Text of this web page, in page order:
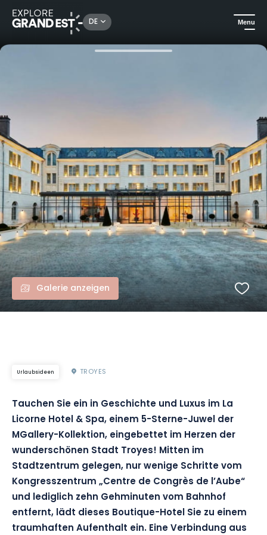
DE Menu
Sehenswertes in der Region Grand Est La Licorne Hôtel & Spa in Troyes
Galerie anzeigen
Urlaubsideen TROYES
Tauchen Sie ein in Geschichte und Luxus im La
Licorne Hotel & Spa, einem 5-Sterne-Juwel der
MGallery-Kollektion, eingebettet im Herzen der
wunderschönen Stadt Troyes! Mitten im
Stadtzentrum gelegen, nur wenige Schritte vom
Kongresszentrum „Centre de Congrès de l’Aube“
und lediglich zehn Gehminuten vom Bahnhof
entfernt, lädt dieses Boutique-Hotel Sie zu einem
traumhaften Aufenthalt ein. Eine Verbindung aus